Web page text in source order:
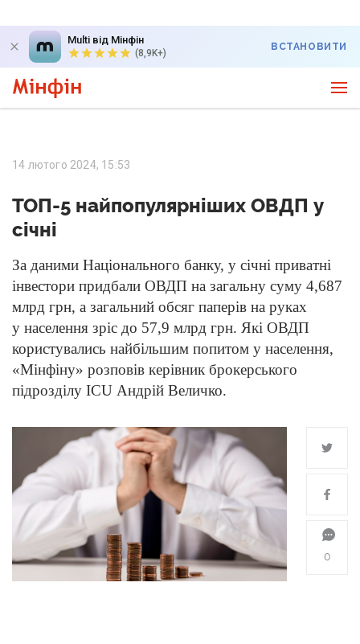
Multi від Мінфін
(8,9K+)
ВСТАНОВИТИ
14 лютого 2024, 15:53
ТОП-5 найпопулярніших ОВДП у
січні
За даними Національного банку, у січні приватні
інвестори придбали ОВДП на загальну суму 4,687
млрд грн, а загальний обсяг паперів на руках
у населення зріс до 57,9 млрд грн. Які ОВДП
користувались найбільшим попитом у населення,
«Мінфіну» розповів керівник брокерського
підрозділу ICU Андрій Величко.
0